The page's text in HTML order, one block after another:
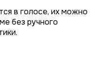
в голосе, их можно
без ручного